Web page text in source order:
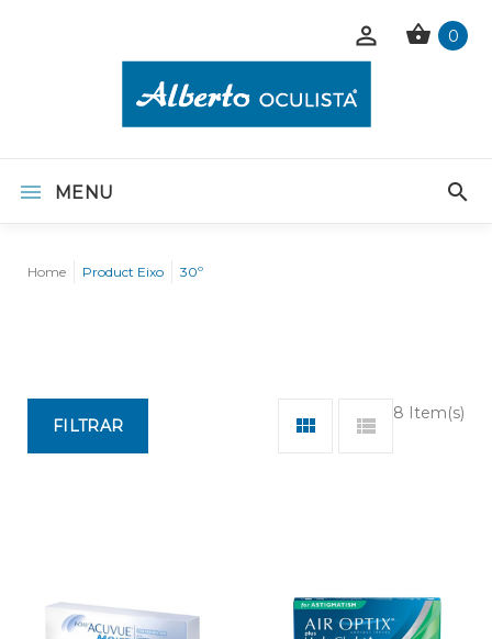
0
MENU
Home Product Eixo 30º
8 Item(s)
FILTRAR